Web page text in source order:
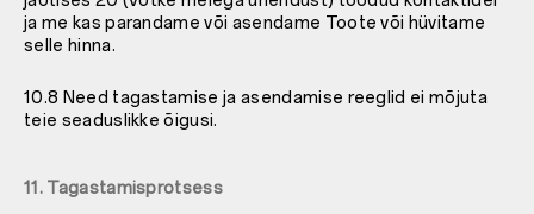
ja me kas parandame või asendame Toote või hüvitame
selle hinna.
10.8 Need tagastamise ja asendamise reeglid ei mõjuta
teie seaduslikke õigusi.
11. Tagastamisprotsess